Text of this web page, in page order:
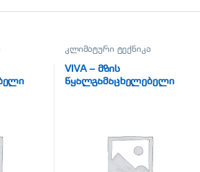
კლიმატური ტექნიკა
VIVA – მზის
წყალგამაცხელებელი